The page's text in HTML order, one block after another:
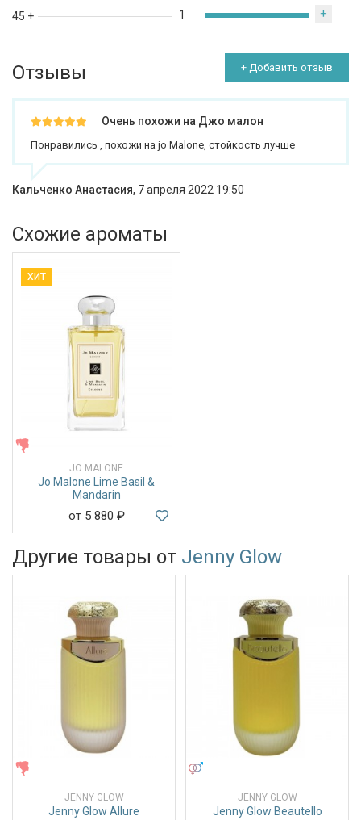
45 + 1 +
Отзывы + Добавить отзыв
Очень похожи на Джо малон
Понравились , похожи на jo Malone, стойкость лучше
Кальченко Анастасия, 7 апреля 2022 19:50
Схожие ароматы
ХИТ
JO MALONE
Jo Malone Lime Basil &
Mandarin
от 5 880 ₽
Другие товары от Jenny Glow
JENNY GLOW
Jenny Glow Allure
JENNY GLOW
Jenny Glow Beautello